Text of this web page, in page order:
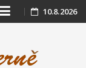
10.8.2026